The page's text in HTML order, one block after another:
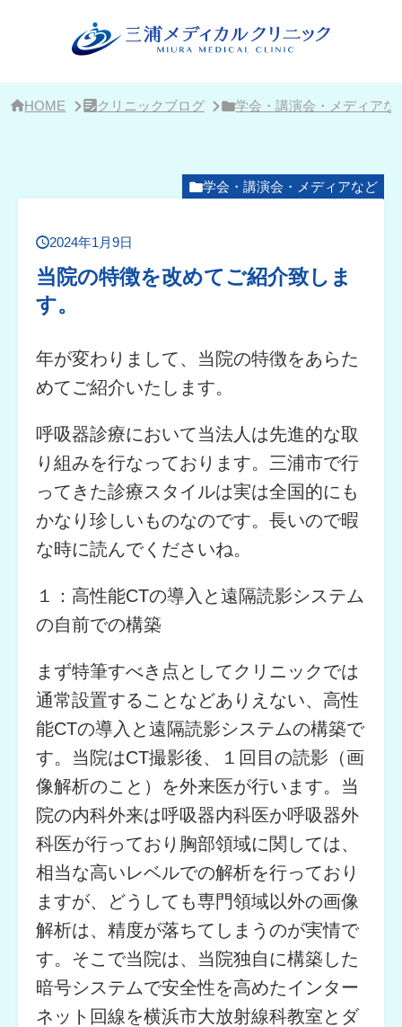
HOME クリニックブログ 学会・講演会・メディアな
学会・講演会・メディアなど
2024年1月9日
当院の特徴を改めてご紹介致しま
す。
年が変わりまして、当院の特徴をあらた
めてご紹介いたします。
呼吸器診療において当法人は先進的な取
り組みを行なっております。三浦市で行
ってきた診療スタイルは実は全国的にも
かなり珍しいものなのです。長いので暇
な時に読んでくださいね。
１：高性能CTの導入と遠隔読影システム
の自前での構築
まず特筆すべき点としてクリニックでは
通常設置することなどありえない、高性
能CTの導入と遠隔読影システムの構築で
す。当院はCT撮影後、１回目の読影（画
像解析のこと）を外来医が行います。当
院の内科外来は呼吸器内科医か呼吸器外
科医が行っており胸部領域に関しては、
相当な高いレベルでの解析を行っており
ますが、どうしても専門領域以外の画像
解析は、精度が落ちてしまうのが実情で
す。そこで当院は、当院独自に構築した
暗号システムで安全性を高めたインター
ネット回線を横浜市大放射線科教室とダ